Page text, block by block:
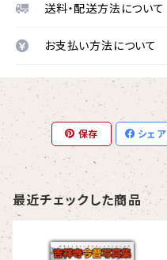
送料・配送方法について
お支払い方法について
保存 シェア
最近チェックした商品